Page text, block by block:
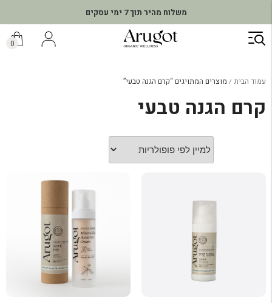
משלוח מהיר תוך 7 ימי עסקים
דילוג
לתוכן
0
עמוד הבית מוצרים המתויגים “קרם הגנה טבעי”
קרם הגנה טבעי